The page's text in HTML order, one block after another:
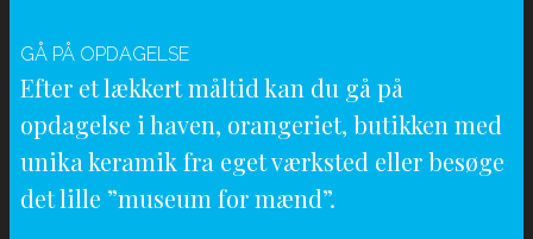
GÅ PÅ OPDAGELSE
Efter et lækkert måltid kan du gå på
opdagelse i haven, orangeriet, butikken med
unika keramik fra eget værksted eller besøge
det lille ”museum for mænd”.